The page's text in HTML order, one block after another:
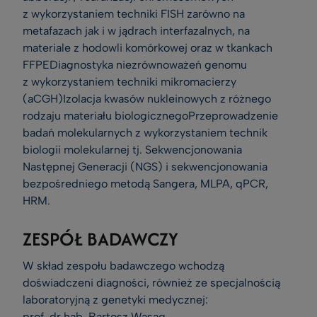
z wykorzystaniem techniki FISH zarówno na
metafazach jak i w jądrach interfazalnych, na
materiale z hodowli komórkowej oraz w tkankach
FFPEDiagnostyka niezrównoważeń genomu
z wykorzystaniem techniki mikromacierzy
(aCGH)Izolacja kwasów nukleinowych z różnego
rodzaju materiału biologicznegoPrzeprowadzenie
badań molekularnych z wykorzystaniem technik
biologii molekularnej tj. Sekwencjonowania
Następnej Generacji (NGS) i sekwencjonowania
bezpośredniego metodą Sangera, MLPA, qPCR,
HRM.
ZESPÓŁ BADAWCZY
W skład zespołu badawczego wchodzą
doświadczeni diagności, również ze specjalnością
laboratoryjną z genetyki medycznej: